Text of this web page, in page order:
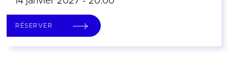
RÉSERVER